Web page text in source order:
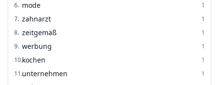
6. mode
1
7. zahnarzt
1
8. zeitgemäß
1
9. werbung
1
10.kochen
1
11.unternehmen
1